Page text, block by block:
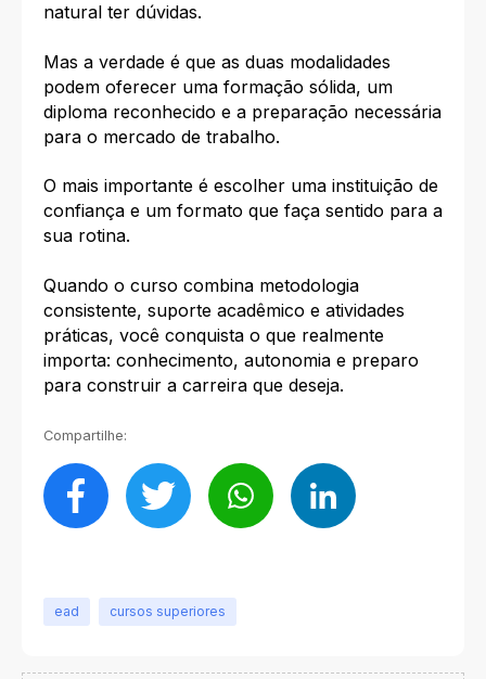
natural ter dúvidas.
Mas a verdade é que as duas modalidades
podem oferecer uma formação sólida, um
diploma reconhecido e a preparação necessária
para o mercado de trabalho.
O mais importante é escolher uma instituição de
confiança e um formato que faça sentido para a
sua rotina.
Quando o curso combina metodologia
consistente, suporte acadêmico e atividades
práticas, você conquista o que realmente
importa: conhecimento, autonomia e preparo
para construir a carreira que deseja.
Compartilhe:
ead cursos superiores